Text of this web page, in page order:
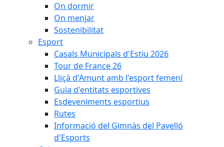
On dormir
On menjar
Sostenibilitat
Esport
Casals Municipals d'Estiu 2026
Tour de France 26
Lliçà d'Amunt amb l'esport femení
Guia d'entitats esportives
Esdeveniments esportius
Rutes
Informació del Gimnàs del Pavelló
d'Esports